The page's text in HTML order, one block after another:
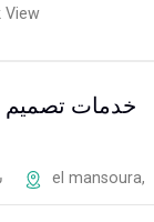
View
خدمات تصميم
el mansoura,